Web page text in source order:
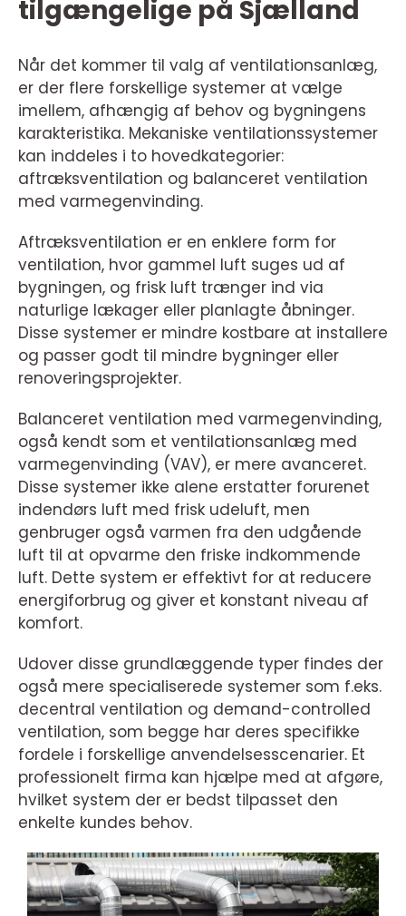
tilgængelige på Sjælland
Når det kommer til valg af ventilationsanlæg,
er der flere forskellige systemer at vælge
imellem, afhængig af behov og bygningens
karakteristika. Mekaniske ventilationssystemer
kan inddeles i to hovedkategorier:
aftræksventilation og balanceret ventilation
med varmegenvinding.
Aftræksventilation er en enklere form for
ventilation, hvor gammel luft suges ud af
bygningen, og frisk luft trænger ind via
naturlige lækager eller planlagte åbninger.
Disse systemer er mindre kostbare at installere
og passer godt til mindre bygninger eller
renoveringsprojekter.
Balanceret ventilation med varmegenvinding,
også kendt som et ventilationsanlæg med
varmegenvinding (VAV), er mere avanceret.
Disse systemer ikke alene erstatter forurenet
indendørs luft med frisk udeluft, men
genbruger også varmen fra den udgående
luft til at opvarme den friske indkommende
luft. Dette system er effektivt for at reducere
energiforbrug og giver et konstant niveau af
komfort.
Udover disse grundlæggende typer findes der
også mere specialiserede systemer som f.eks.
decentral ventilation og demand-controlled
ventilation, som begge har deres specifikke
fordele i forskellige anvendelsesscenarier. Et
professionelt firma kan hjælpe med at afgøre,
hvilket system der er bedst tilpasset den
enkelte kundes behov.